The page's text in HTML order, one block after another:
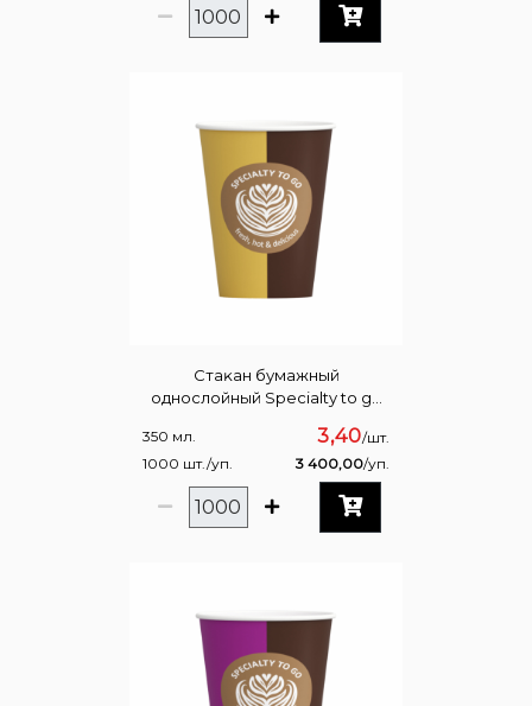
Стаĸан бумажный
однослойный Specialty to go
350 мл. 3,40/шт.
1000 шт./уп.
3 400,00/уп.